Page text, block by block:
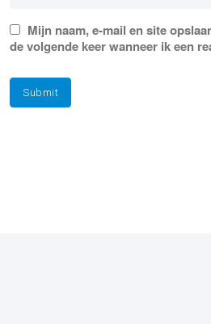
Mijn naam, e-mail en site
de volgende keer wanneer ik een